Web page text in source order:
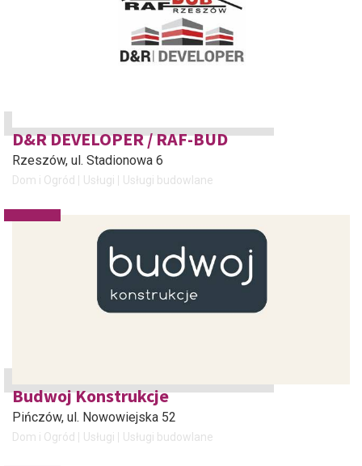
D&R DEVELOPER / RAF-BUD
Rzeszów, ul. Stadionowa 6
Dom i Ogród Usługi Usługi budowlane
Budwoj Konstrukcje
Pińczów, ul. Nowowiejska 52
Dom i Ogród Usługi Usługi budowlane